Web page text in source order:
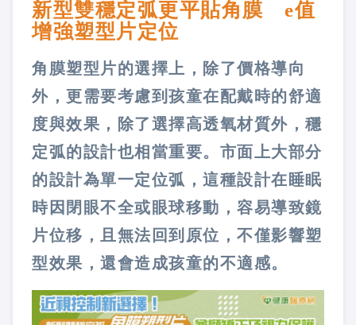
新型雙穩定弧更平貼角膜 e值
增強塑型片定位
角膜塑型片的選擇上，除了價格導向
外，更需要考慮到孩童在配戴時的舒適
度與效果，除了選擇高透氧材質外，穩
定弧的設計也相當重要。市面上大部分
的設計為單一定位弧，這種設計在睡眠
時因閉眼不全或眼球移動，容易導致鏡
片位移，且無法回到原位，不僅影響塑
型效果，還會造成孩童的不適感。